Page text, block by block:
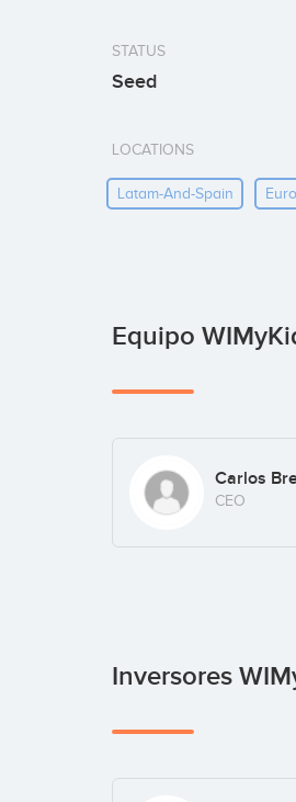
STATUS
Seed
LOCATIONS
Latam-And-Spain
Equipo
Carlos
CEO
Inversores